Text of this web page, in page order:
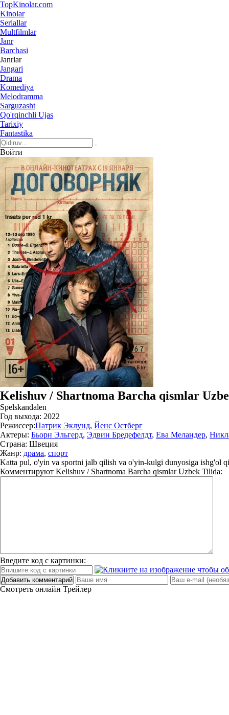
TopKinolar.com
Kinolar
Seriallar
Multfilmlar
Janr
Barchasi
Janrlar
Jangari
Drama
Komediya
Melodramma
Sarguzasht
Qo'rqinchli Ujas
Tarixiy
Fantastika
Войти
Kelishuv / Shartnoma Barcha qismlar
Spelskandalen
Год выхода: 2022
Режиссер:Патрик Эклунд, Йенс Остберг
Актеры: Бьорн Эльгерд, Эдвин Бредефелдт, Ева Меландер,
Страна: Швеция
Жанр: драма, спорт
Katta pul, o'yin va sportni jalb qilish va o'yin-kulgi dunyosiga ishg'ol
Комментируют Kelishuv / Shartnoma Barcha qismlar Uzbek Tilida:
Введите код с картинки:
Добавить комментарий
Смотреть онлайн Трейлер